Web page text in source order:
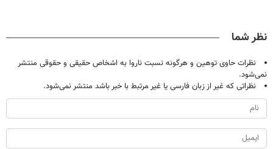
نظر شما
نظرات حاوی توهین و هرگونه نسبت ناروا به اشخاص حقیقی و حقوقی منتشر
نمی‌شود.
نظراتی که غیر از زبان فارسی یا غیر مرتبط با خبر باشد منتشر نمی‌شود.